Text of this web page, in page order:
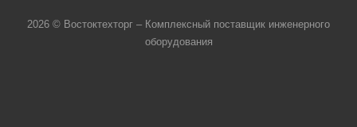
2026 © Востоктехторг – Комплексный поставщик инженерного
оборудования